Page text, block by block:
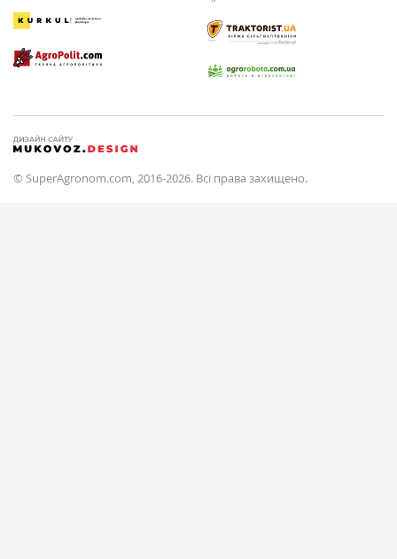
© SuperAgronom.com, 2016-2026. Всі права захищено.